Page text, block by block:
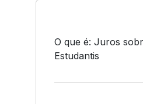
O que é: Juros
Estudantis